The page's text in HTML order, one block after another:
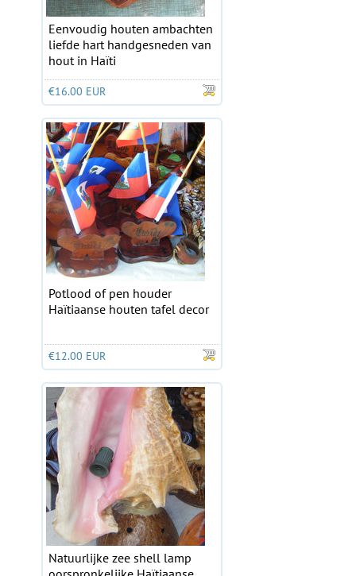
Eenvoudig houten ambachten
liefde hart handgesneden van
hout in Haïti
€16.00 EUR
Potlood of pen houder
Haïtiaanse houten tafel decor
€12.00 EUR
Natuurlijke zee shell lamp